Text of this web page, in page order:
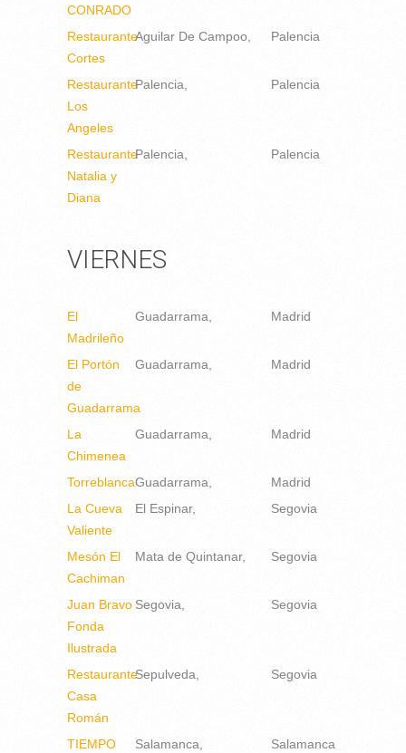
CONRADO
Restaurante
Cortes
Aguilar De Campoo Palencia
Restaurante
Los
Angeles
Palencia Palencia
Restaurante
Natalia y
Diana
Palencia Palencia
VIERNES
El
Madrileño
Guadarrama Madrid
El Portón
de
Guadarrama
Guadarrama Madrid
La
Chimenea
Guadarrama Madrid
TorreblancaGuadarrama
Madrid
La Cueva
Valiente
El Espinar Segovia
Mesón El
Cachiman
Mata de Quintanar Segovia
Juan Bravo
Fonda
Ilustrada
Segovia Segovia
Restaurante
Casa
Román
Sepulveda Segovia
TIEMPO
Salamanca Salamanca